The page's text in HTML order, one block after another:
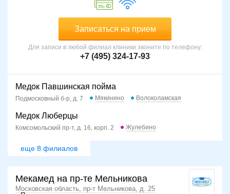
Записаться на прием
Для записи в любой филиал клиники звоните по телефону:
+7 (495) 324-17-93
Медок Павшинская пойма
Подмосковный б-р, д. 7 Мякинино Волоколамская
Медок Люберцы
Комсомольский пр-т, д. 16, корп. 2 Жулебино
еще 8 филиалов
Мекамед на пр-те Мельникова
Московская область, пр-т Мельникова, д. 25